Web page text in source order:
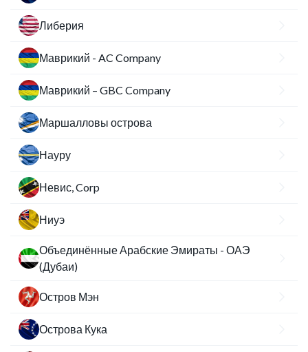
Либерия
Маврикий - AC Company
Маврикий – GBC Company
Маршалловы острова
Науру
Невис, Corp
Ниуэ
Объединённые Арабские Эмираты - ОАЭ
(Дубаи)
Остров Мэн
Острова Кука